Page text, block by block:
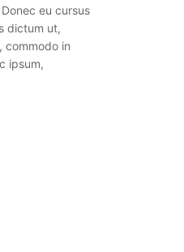
eu cursus
dictum ut,
commodo in
ipsum,